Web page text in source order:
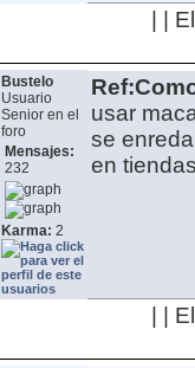
| |
Bustelo
Usuario
Senior en el
foro
Mensajes:
232
Karma: 2
usar
se
en
| |